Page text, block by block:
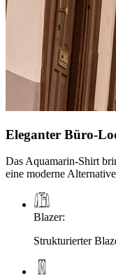
Eleganter Büro-
Das Aquamarin-Shirt
eine moderne
Blazer:
Strukturierter